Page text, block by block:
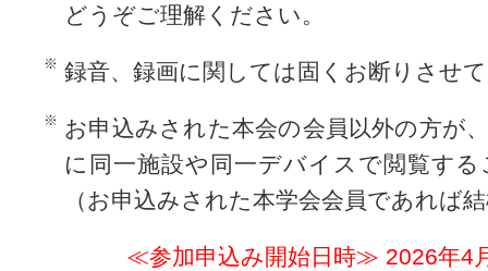
どうぞご理解ください。
録音、録画に関しては固くお断りさせ
お申込みされた本会の会員以外の方が
に同一施設や同一デバイスで閲覧す
（お申込みされた本学会会員であれば
≪参加申込み開始日時≫ 2026年4